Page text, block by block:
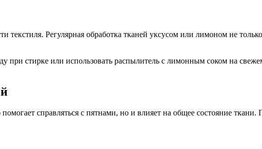
текстиля. Регулярная обработка тканей уксусом или лимоном не
при стирке или использовать распылитель с лимонным соком на
справляться с пятнами, но и влияет на общее состояние